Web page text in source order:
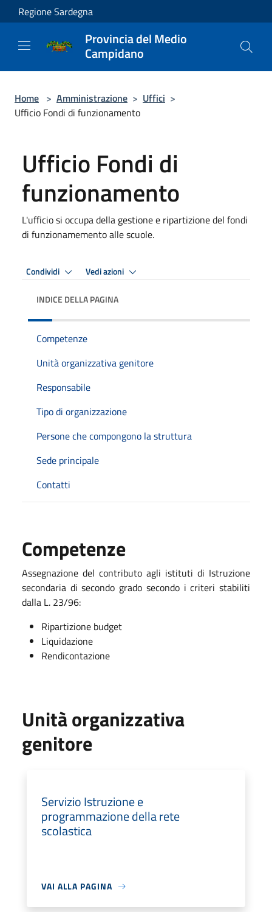
Salta al contenuto principale
Regione Sardegna
Provincia del Medio
Campidano
Home > Amministrazione > Uffici >
Ufficio Fondi di funzionamento
Ufficio Fondi di
funzionamento
L'ufficio si occupa della gestione e ripartizione del fondi
di funzionamemento alle scuole.
Condividi Vedi azioni
INDICE DELLA PAGINA
Competenze
Unità organizzativa genitore
Responsabile
Tipo di organizzazione
Persone che compongono la struttura
Sede principale
Contatti
Competenze
Assegnazione del contributo agli istituti di Istruzione
secondaria di secondo grado secondo i criteri stabiliti
dalla L. 23/96:
Ripartizione budget
Liquidazione
Rendicontazione
Unità organizzativa
genitore
Servizio Istruzione e
programmazione della rete
scolastica
VAI ALLA PAGINA